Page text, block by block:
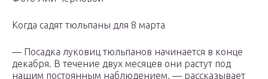
Когда садят тюльпаны для 8 марта
— Посадка луковиц тюльпанов начинается в конце
декабря. В течение двух месяцев они растут под
нашим постоянным наблюдением, — рассказывает